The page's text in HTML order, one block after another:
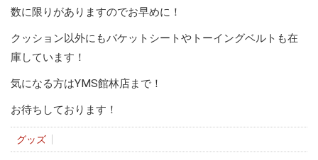
数に限りがありますのでお早めに！
クッション以外にもバケットシートやトーイングベルトも在
庫しています！
気になる方はYMS館林店まで！
お待ちしております！
グッズ